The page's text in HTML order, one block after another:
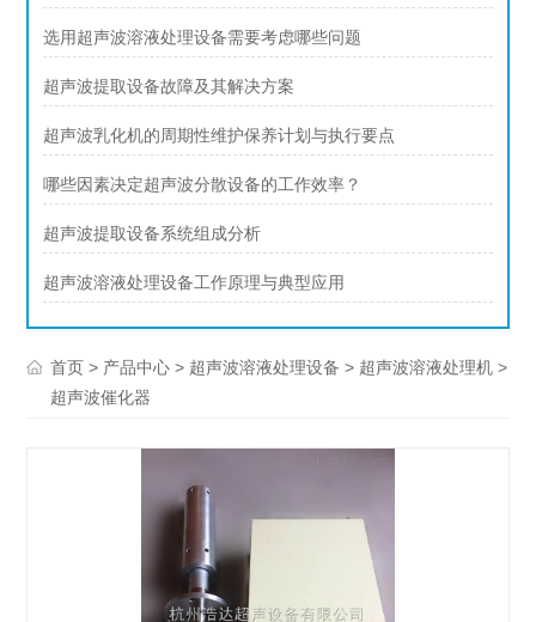
选用超声波溶液处理设备需要考虑哪些问题
超声波提取设备故障及其解决方案
超声波乳化机的周期性维护保养计划与执行要点
哪些因素决定超声波分散设备的工作效率？
超声波提取设备系统组成分析
超声波溶液处理设备工作原理与典型应用
首页 > 产品中心 > 超声波溶液处理设备 > 超声波溶液处理机 >
超声波催化器